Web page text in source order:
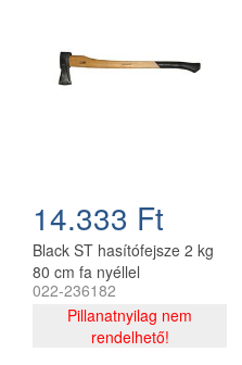
14.333 Ft
Black ST hasítófejsze 2 kg
80 cm fa nyéllel
022-236182
Pillanatnyilag nem
rendelhető!